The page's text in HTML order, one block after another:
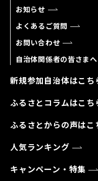
お知らせ
よくあるご質問
お問い合わせ
自治体関係者の皆さまへ
新規参加自治体はこち
ふるさとコラムはこち
ふるさとからの声はこ
人気ランキング
キャンペーン・特集